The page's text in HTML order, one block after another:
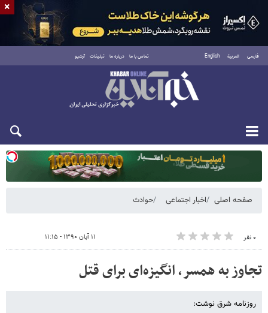
فارسی العربية English تماس با ما درباره ما تبلیغات آرشیو
دوشنبه ۱۹ مرداد ۱۴۰۵
صفحه اصلی اخبار اجتماعی حوادث
۰ نفر ۱۱ آبان ۱۳۹۰ - ۱۱:۱۵
تجاوز به همسر، انگیزه‌ای برای قتل
روزنامه شرق نوشت:
×